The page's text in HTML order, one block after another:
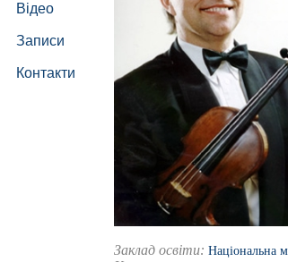
Відео
Записи
Контакти
Заклад освіти: Національна